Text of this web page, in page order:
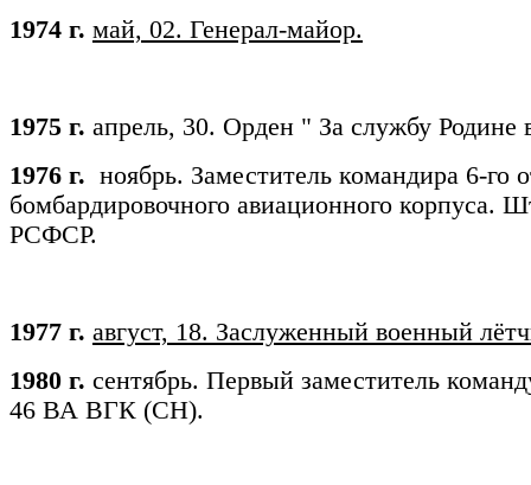
1974 г. май, 02. Генерал-майор.
1975 г. апрель, 30. Орден " За службу
1976 г. ноябрь. Заместитель командира 6-го
бомбардировочного авиационного корпуса.
РСФСР.
1977 г. август, 18. Заслуженный военный
1980 г. сентябрь. Первый заместитель
46 ВА ВГК (СН).